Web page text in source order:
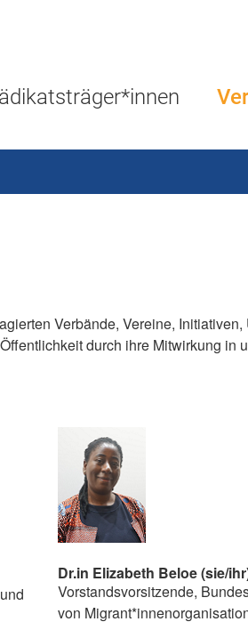
Verbände, Vereine,
durch ihre Mitwirkung
Dr.in Elizabeth Beloe (sie/
Vorstandsvorsitzende,
von